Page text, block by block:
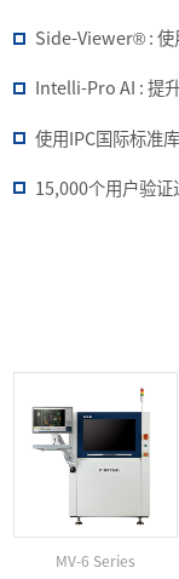
Side-Viewer® : 使
Intelli-Pro AI : 提
使用IPC国际标准
15,000个用户验
MV-6 Series